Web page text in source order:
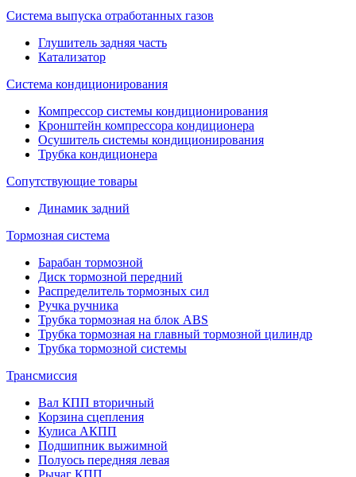
Система выпуска отработанных газов
Глушитель задняя часть
Катализатор
Система кондиционирования
Компрессор системы кондиционирования
Кронштейн компрессора кондиционера
Осушитель системы кондиционирования
Трубка кондиционера
Сопутствующие товары
Динамик задний
Тормозная система
Барабан тормозной
Диск тормозной передний
Распределитель тормозных сил
Ручка ручника
Трубка тормозная на блок ABS
Трубка тормозная на главный тормозной цилиндр
Трубка тормозной системы
Трансмиссия
Вал КПП вторичный
Корзина сцепления
Кулиса АКПП
Подшипник выжимной
Полуось передняя левая
Рычаг КПП